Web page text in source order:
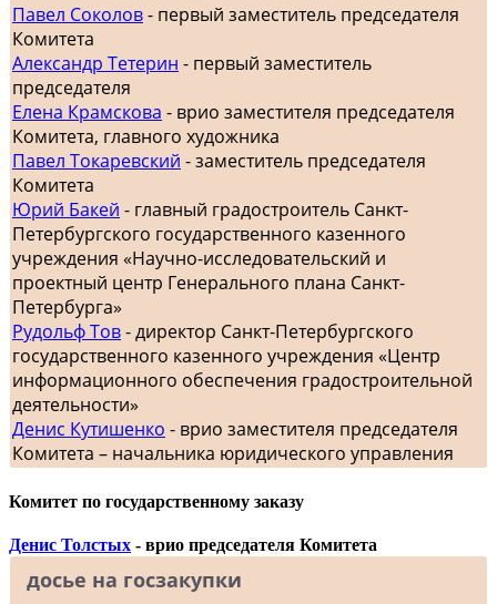
Павел Соколов- первый заместитель председателя
Комитета
Александр Тетерин - первый заместитель
председателя
Елена Крамскова - врио заместителя председателя
Комитета, главного художника
Павел Токаревский - заместитель председателя
Комитета
Юрий Бакей - главный градостроитель Санкт-
Петербургского государственного казенного
учреждения «Научно-исследовательский и
проектный центр Генерального плана Санкт-
Петербурга»
Рудольф Тов- директор Санкт-Петербургского
государственного казенного учреждения «Центр
информационного обеспечения градостроительной
деятельности»
Денис Кутишенко - врио заместителя председателя
Комитета – начальника юридического управления
Комитет по государственному заказу
Денис Толстых - врио председателя Комитета
досье на госзакупки